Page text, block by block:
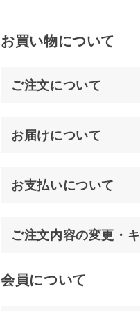
お買い物について
ご注文について
お届けについて
お支払いについて
ご注文内容の変更・
会員について